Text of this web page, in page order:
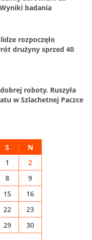
badania
rozpoczęło
drużyny sprzed 40
roboty. Ruszyła
w Szlachetnej Paczce
S N
1
2
8
9
15
16
22
23
29
30